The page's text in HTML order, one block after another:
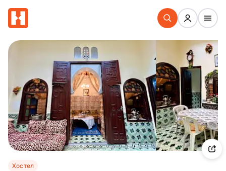
Хостел